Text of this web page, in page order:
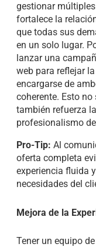
gestionar
fortalece la
que todas sus
en un solo lugar.
lanzar una
web para reflejar
encargarse de
coherente. Esto
también refuerza
profesionalismo
Pro-Tip: Al
oferta completa
experiencia fluida
necesidades del
Mejora de la
Tener un equipo